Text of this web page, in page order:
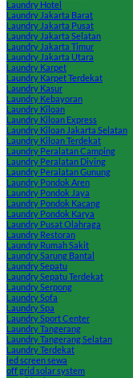
Laundry Hotel
Laundry Jakarta Barat
Laundry Jakarta Pusat
Laundry Jakarta Selatan
Laundry Jakarta Timur
Laundry Jakarta Utara
Laundry Karpet
Laundry Karpet Terdekat
Laundry Kasur
Laundry Kebayoran
Laundry Kiloan
Laundry Kiloan Express
Laundry Kiloan Jakarta Selatan
Laundry Kiloan Terdekat
Laundry Peralatan Camping
Laundry Peralatan Diving
Laundry Peralatan Gunung
Laundry Pondok Aren
Laundry Pondok Jaya
Laundry Pondok Kacang
Laundry Pondok Karya
Laundry Pusat Olahraga
Laundry Restoran
Laundry Rumah Sakit
Laundry Sarung Bantal
Laundry Sepatu
Laundry Sepatu Terdekat
Laundry Serpong
Laundry Sofa
Laundry Spa
Laundry Sport Center
Laundry Tangerang
Laundry Tangerang Selatan
Laundry Terdekat
led screen sewa
off grid solar system